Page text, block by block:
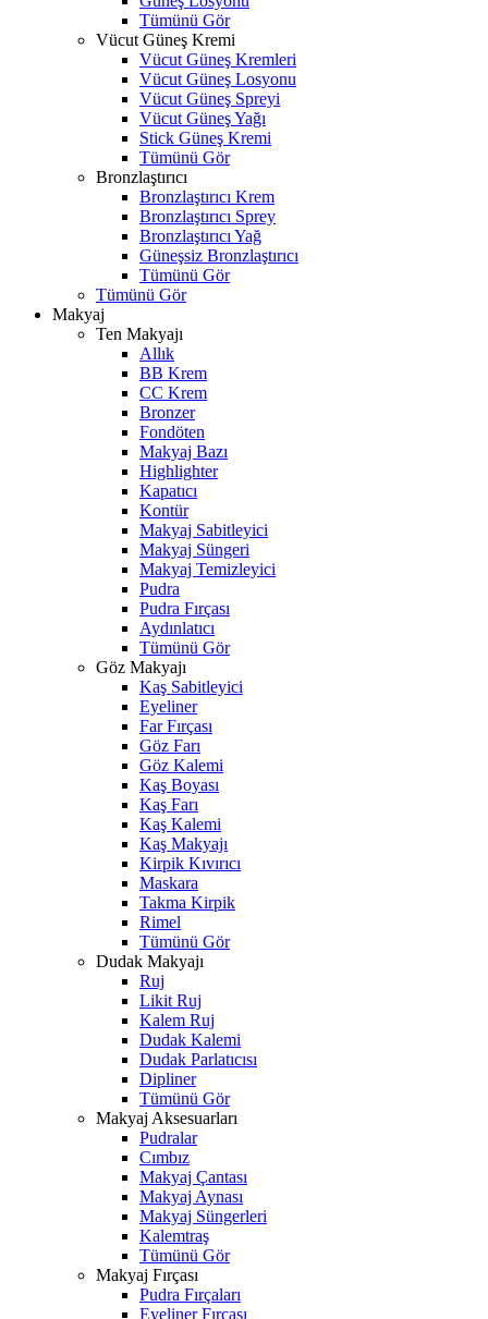
Tümünü Gör
Vücut Güneş Kremi
Vücut Güneş Kremleri
Vücut Güneş Losyonu
Vücut Güneş Spreyi
Vücut Güneş Yağı
Stick Güneş Kremi
Tümünü Gör
Bronzlaştırıcı
Bronzlaştırıcı Krem
Bronzlaştırıcı Sprey
Bronzlaştırıcı Yağ
Güneşsiz Bronzlaştırıcı
Tümünü Gör
Tümünü Gör
Makyaj
Ten Makyajı
Allık
BB Krem
CC Krem
Bronzer
Fondöten
Makyaj Bazı
Highlighter
Kapatıcı
Kontür
Makyaj Sabitleyici
Makyaj Süngeri
Makyaj Temizleyici
Pudra
Pudra Fırçası
Aydınlatıcı
Tümünü Gör
Göz Makyajı
Kaş Sabitleyici
Eyeliner
Far Fırçası
Göz Farı
Göz Kalemi
Kaş Boyası
Kaş Farı
Kaş Kalemi
Kaş Makyajı
Kirpik Kıvırıcı
Maskara
Takma Kirpik
Rimel
Tümünü Gör
Dudak Makyajı
Ruj
Likit Ruj
Kalem Ruj
Dudak Kalemi
Dudak Parlatıcısı
Dipliner
Tümünü Gör
Makyaj Aksesuarları
Pudralar
Cımbız
Makyaj Çantası
Makyaj Aynası
Makyaj Süngerleri
Kalemtraş
Tümünü Gör
Makyaj Fırçası
Pudra Fırçaları
Eyeliner Fırçası